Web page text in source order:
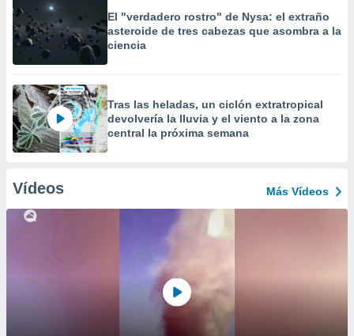
El "verdadero rostro" de Nysa: el extraño
asteroide de tres cabezas que asombra a la
ciencia
Tras las heladas, un ciclón extratropical
devolvería la lluvia y el viento a la zona
central la próxima semana
Vídeos Más Vídeos